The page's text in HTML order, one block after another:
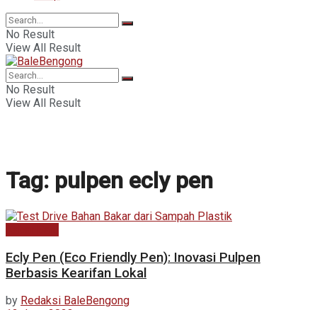
No Result
View All Result
No Result
View All Result
Tag: pulpen ecly pen
Ecly Pen (Eco Friendly Pen): Inovasi Pulpen
Berbasis Kearifan Lokal
by Redaksi BaleBengong